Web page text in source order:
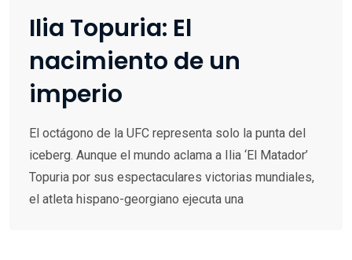
Ilia Topuria: El
nacimiento de un
imperio
El octágono de la UFC representa solo la punta del
iceberg. Aunque el mundo aclama a Ilia ‘El Matador’
Topuria por sus espectaculares victorias mundiales,
el atleta hispano-georgiano ejecuta una